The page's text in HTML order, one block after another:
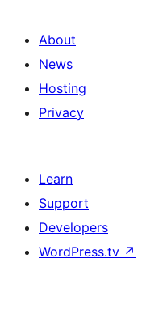
About
News
Hosting
Privacy
Learn
Support
Developers
WordPress.tv ↗